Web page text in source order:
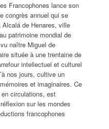
Francophones lance son
congrès annuel qui se
de Henares, ville
patrimoine mondial de
naître Miguel de
située à une trentaine de
intellectuel et culturel
nos jours, cultive un
et imaginaires. Ce
circulations, est
sur les mondes
francophones